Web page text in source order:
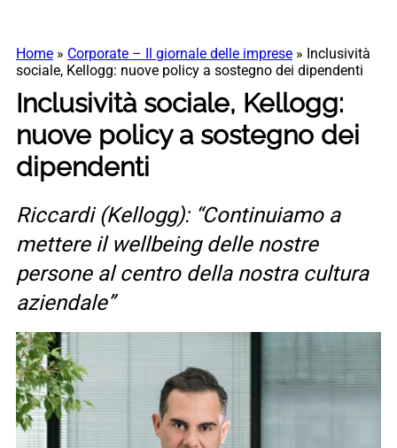
Home » Corporate – Il giornale delle imprese » Inclusività
sociale, Kellogg: nuove policy a sostegno dei dipendenti
Inclusività sociale, Kellogg:
nuove policy a sostegno dei
dipendenti
Riccardi (Kellogg): “Continuiamo a
mettere il wellbeing delle nostre
persone al centro della nostra cultura
aziendale”